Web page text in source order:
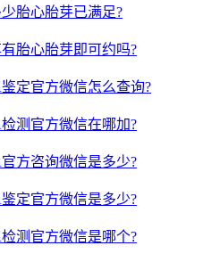
胎心胎芽已满足?
胎心胎芽即可约吗?
定官方微信怎么查询?
测官方微信在哪加?
方咨询微信是多少?
定官方微信是多少?
测官方微信是哪个?